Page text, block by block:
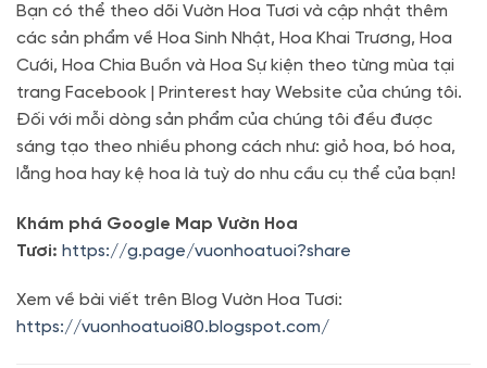
Bạn có thể theo dõi Vườn Hoa Tươi và cập nhật thêm
các sản phẩm về Hoa Sinh Nhật, Hoa Khai Trương, Hoa
Cưới, Hoa Chia Buồn và Hoa Sự kiện theo từng mùa tại
trang Facebook | Printerest hay Website của chúng tôi.
Đối với mỗi dòng sản phẩm của chúng tôi đều được
sáng tạo theo nhiều phong cách như: giỏ hoa, bó hoa,
lẵng hoa hay kệ hoa là tuỳ do nhu cầu cụ thể của bạn!
Khám phá Google Map Vườn Hoa
Tươi: https://g.page/vuonhoatuoi?share
Xem về bài viết trên Blog Vườn Hoa Tươi:
https://vuonhoatuoi80.blogspot.com/